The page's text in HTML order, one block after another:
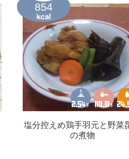
854
塩分控えめ鶏手羽元と野菜
の煮物